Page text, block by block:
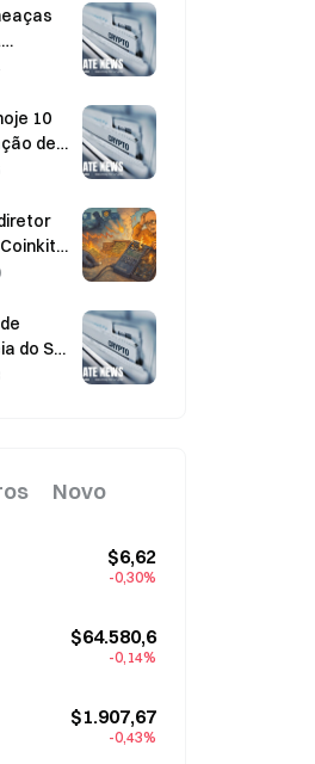
validar
Omã
10
de
114
do Sul
Novo
$6,62
-0,30%
$64.580,6
-0,14%
$1.907,67
-0,43%